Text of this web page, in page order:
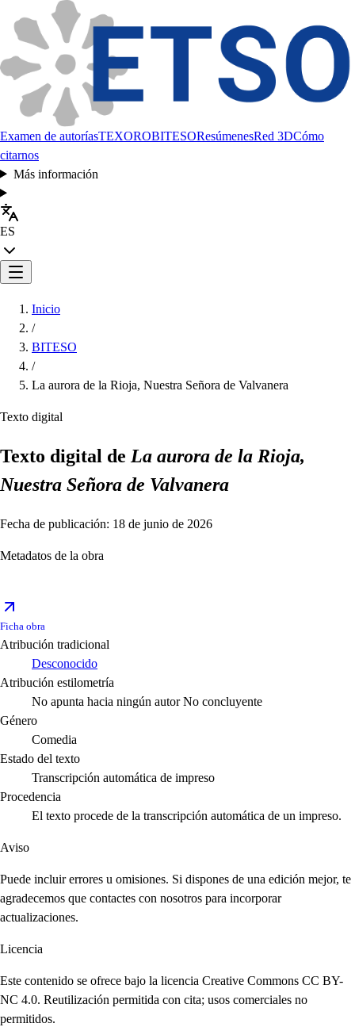
Examen de autoríasTEXOROBITESOResúmenesRed 3DCómo
citarnos
Más información
ES
Inicio
/
BITESO
/
La aurora de la Rioja, Nuestra Señora de Valvanera
Texto digital
Texto digital de La aurora de la Rioja,
Nuestra Señora de Valvanera
Fecha de publicación: 18 de junio de 2026
Metadatos de la obra
Ficha obra
Atribución tradicional
Desconocido
Atribución estilometría
No apunta hacia ningún autor No concluyente
Género
Comedia
Estado del texto
Transcripción automática de impreso
Procedencia
El texto procede de la transcripción automática de un impreso.
Aviso
Puede incluir errores u omisiones. Si dispones de una edición mejor, te
agradecemos que contactes con nosotros para incorporar
actualizaciones.
Licencia
Este contenido se ofrece bajo la licencia Creative Commons CC BY-
NC 4.0. Reutilización permitida con cita; usos comerciales no
permitidos.